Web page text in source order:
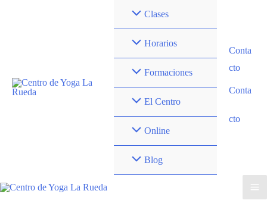
Clases
Horarios
Formaciones
El Centro
Online
Blog
Conta
cto
Conta
cto